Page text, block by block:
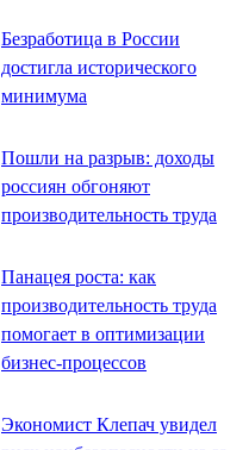
Безработица в России
достигла исторического
минимума
Пошли на разрыв: доходы
россиян обгоняют
производительность труда
Панацея роста: как
производительность труда
помогает в оптимизации
бизнес-процессов
Экономист Клепач увидел